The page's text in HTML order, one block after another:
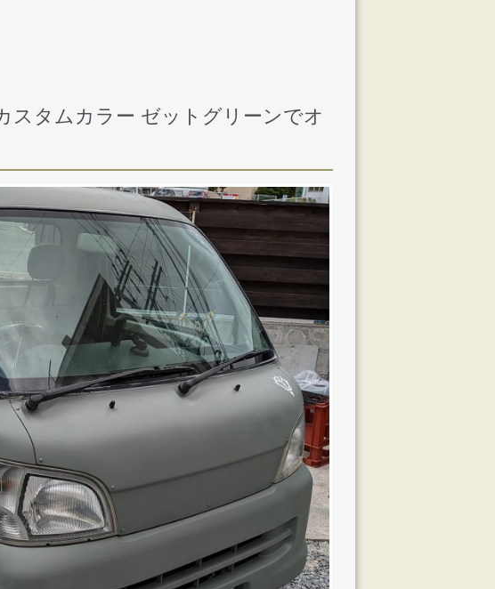
スタムカラー ゼットグリーンでオ